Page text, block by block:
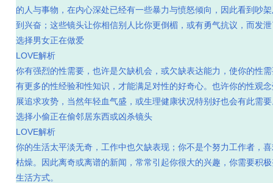
的人与事物，在内心深处已经有一些暴力与愤怒倾向，因此看到吵
到兴奋；这些镜头让你相信别人比你更倒楣，或有勇气抗议，而发
选择男女正在做爱
LOVE解析
你有强烈的性需要，也许是欠缺机会，或欠缺表达能力，使你的性
有更多的性经验和性知识，才能满足对性的好奇心。也许你的性观
展追求攻势，当然年轻血气盛，或生理健康状况特别好也会有此需
选择小偷正在偷邻居东西或凶杀镜头
LOVE解析
你的生活太平淡无奇，工作中也欠缺表现；你不是个努力工作者，
枯燥。因此离奇或离谱的新闻，常常引起你很大的兴趣，你需要积
生活方式。